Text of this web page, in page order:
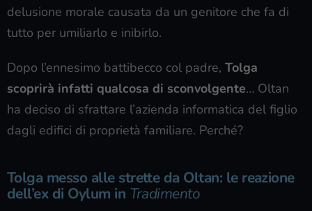
delusione morale causata da un genitore che fa di
tutto per umiliarlo e inibirlo.
Dopo l’ennesimo battibecco col padre, Tolga
scoprirà infatti qualcosa di sconvolgente… Oltan
ha deciso di sfrattare l’azienda informatica del figlio
dagli edifici di proprietà familiare. Perché?
Tolga messo alle strette da Oltan: le reazione
dell’ex di Oylum in Tradimento